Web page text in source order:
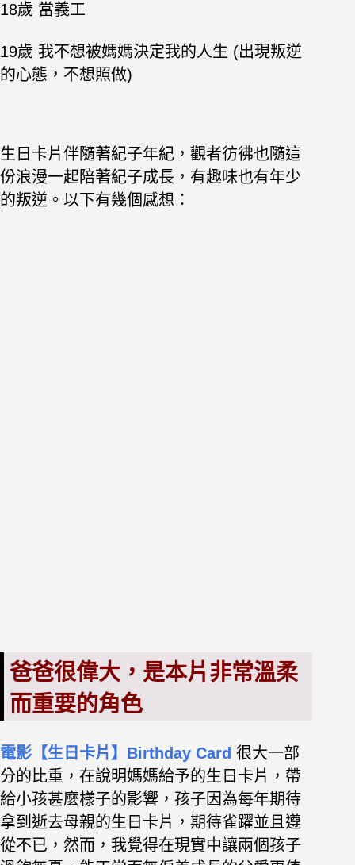
18歲 當義工
19歲 我不想被媽媽決定我的人生 (出現叛逆
的心態，不想照做)
生日卡片伴隨著紀子年紀，觀者彷彿也隨這
份浪漫一起陪著紀子成長，有趣味也有年少
的叛逆。以下有幾個感想：
爸爸很偉大，是本片非常溫柔
而重要的角色
電影【生日卡片】Birthday Card 很大一部
分的比重，在說明媽媽給予的生日卡片，帶
給小孩甚麼樣子的影響，孩子因為每年期待
拿到逝去母親的生日卡片，期待雀躍並且遵
從不已，然而，我覺得在現實中讓兩個孩子